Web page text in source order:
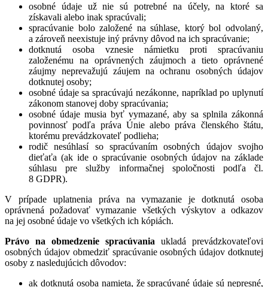
osobné údaje už nie sú potrebné na účely, na ktoré sa
získavali alebo inak spracúvali;
spracúvanie bolo založené na súhlase, ktorý bol odvolaný,
a zároveň neexistuje iný právny dôvod na ich spracúvanie;
dotknutá osoba vznesie námietku proti spracúvaniu
založenému na oprávnených záujmoch a tieto oprávnené
záujmy neprevažujú záujem na ochranu osobných údajov
dotknutej osoby;
osobné údaje sa spracúvajú nezákonne, napríklad po uplynutí
zákonom stanovej doby spracúvania;
osobné údaje musia byť vymazané, aby sa splnila zákonná
povinnosť podľa práva Únie alebo práva členského štátu,
ktorému prevádzkovateľ podlieha;
rodič nesúhlasí so spracúvaním osobných údajov svojho
dieťaťa (ak ide o spracúvanie osobných údajov na základe
súhlasu pre služby informačnej spoločnosti podľa čl.
8 GDPR).
V prípade uplatnenia práva na vymazanie je dotknutá osoba
oprávnená požadovať vymazanie všetkých výskytov a odkazov
na jej osobné údaje vo všetkých ich kópiách.
Právo na obmedzenie spracúvania ukladá prevádzkovateľovi
osobných údajov obmedziť spracúvanie osobných údajov dotknutej
osoby z nasledujúcich dôvodov:
ak dotknutá osoba namieta, že spracúvané údaje sú nepresné,